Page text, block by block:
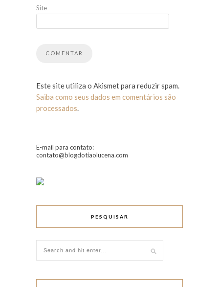
Site
Este site utiliza o Akismet para reduzir spam.
Saiba como seus dados em comentários são
processados.
E-mail para contato:
contato@blogdotiaolucena.com
PESQUISAR